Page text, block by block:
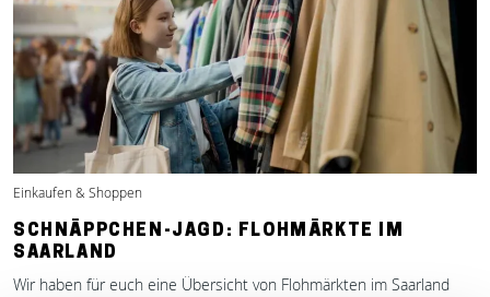
Einkaufen & Shoppen
SCHNÄPPCHEN-JAGD: FLOHMÄRKTE IM
SAARLAND
Wir haben für euch eine Übersicht von Flohmärkten im Saarland